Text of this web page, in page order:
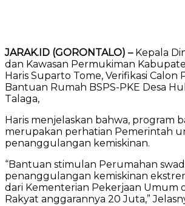
JARAK.ID (GORONTALO) –Kepala
dan Kawasan Permukiman
Haris Suparto Tome, Verifikasi Calon
Bantuan Rumah BSPS-PKE Desa
Talaga,
Haris menjelaskan bahwa, program
merupakan perhatian Pemerintah
penanggulangan kemiskinan.
“Bantuan stimulan Perumahan
penanggulangan kemiskinan
dari Kementerian Pekerjaan Umum
Rakyat anggarannya 20 Juta,”